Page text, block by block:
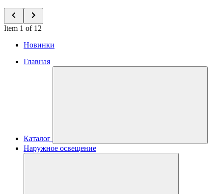
Item 1 of 12
Новинки
Главная
Каталог
Наружное освещение